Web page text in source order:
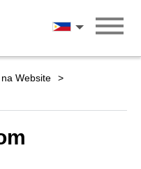
Wikang Filipino
Website